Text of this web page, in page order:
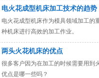
电火花成型机床加工技术的趋势
电火花成型机床作为模具领域加工的
种机床进行高效的加工作业。
两头火花机床的优点
很多客户因为在加工的时候需要用到
优点是哪一些吗？